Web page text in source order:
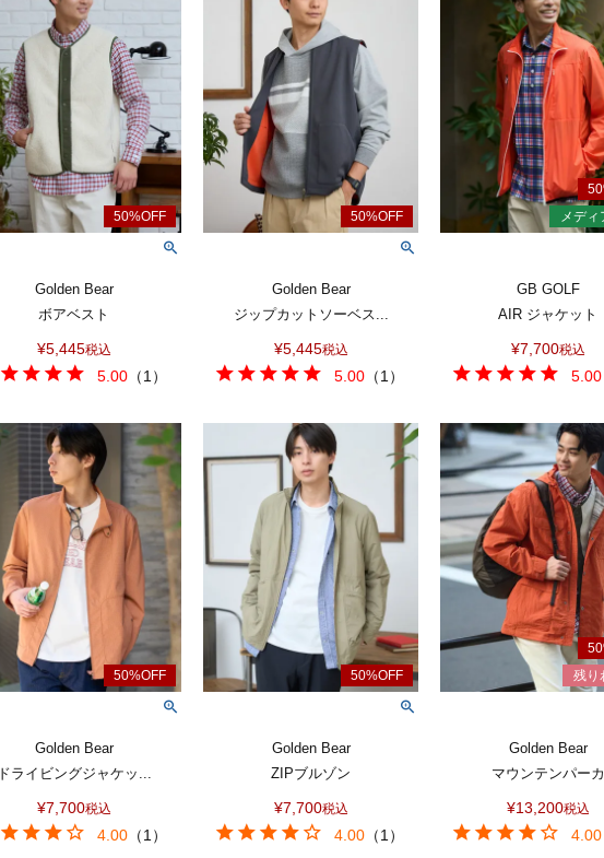
Golden Bear
ボアベスト
¥5,445税込
5.00 （1 ）
Golden Bear
ジップカットソーベス...
¥5,445税込
5.00 （1 ）
GB GOLF
AIR ジャケット
¥7,700税込
5.00
Golden Bear
ドライビングジャケッ...
¥7,700税込
4.00 （1 ）
Golden Bear
ZIPブルゾン
¥7,700税込
4.00 （1 ）
Golden Bear
マウンテンパーカ
¥13,200税込
4.00